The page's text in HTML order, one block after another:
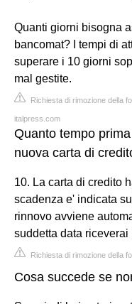
Quanti giorni bisogna
bancomat? I tempi di
superare i 10 giorni
mal gestite.
Richiesta di rimozione della
italpress.com
Quanto tempo
nuova carta di
10. La carta di credito
scadenza e' indicata
rinnovo avviene
suddetta data riceverai
Richiesta di rimozione della
Cosa succede se